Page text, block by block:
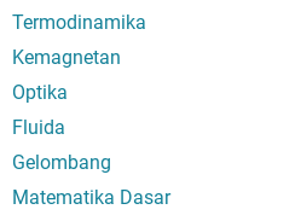
Termodinamika
Kemagnetan
Optika
Fluida
Gelombang
Matematika Dasar